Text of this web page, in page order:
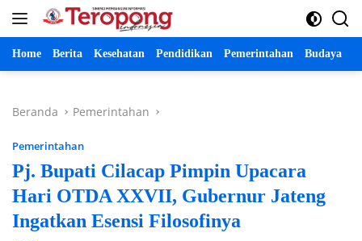
Langsung
Home Berita Kesehatan Pendidikan Pemerintahan Budaya
Beranda Pemerintahan
Pemerintahan
Pj. Bupati Cilacap Pimpin Upacara
Hari OTDA XXVII, Gubernur Jateng
Ingatkan Esensi Filosofinya